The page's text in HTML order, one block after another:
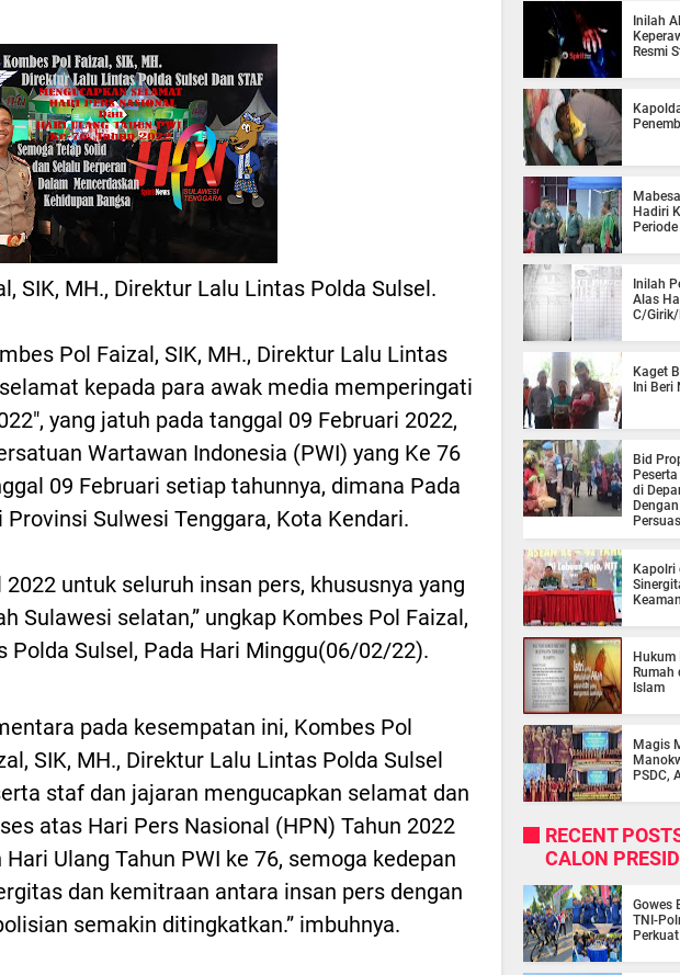
SIK, MH., Direktur Lalu Lintas Polda Sulsel.
Pol Faizal, SIK, MH., Direktur Lalu Lintas
kepada para awak media memperingati
yang jatuh pada tanggal 09 Februari 2022,
Wartawan Indonesia (PWI) yang Ke 76
09 Februari setiap tahunnya, dimana Pada
Sulwesi Tenggara, Kota Kendari.
untuk seluruh insan pers, khususnya yang
Sulawesi selatan,” ungkap Kombes Pol Faizal,
Polda Sulsel, Pada Hari Minggu(06/02/22).
pada kesempatan ini, Kombes Pol
SIK, MH., Direktur Lalu Lintas Polda Sulsel
staf dan jajaran mengucapkan selamat dan
atas Hari Pers Nasional (HPN) Tahun 2022
Hari Ulang Tahun PWI ke 76, semoga kedepan
dan kemitraan antara insan pers dengan
semakin ditingkatkan.” imbuhnya.
Inilah
Resmi
Hadiri
Inilah
Alas
C/
Kaget
Ini Beri
Bid
di
Kapolri
Hukum
Islam
Magis
PSDC,
RECENT
CALON
Gowes
TNI-